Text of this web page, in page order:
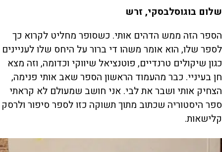
שלום בוגוסלבסקי, זרש
הספר הזה ממש הדהים אותי. כשסופר מחליט לקרוא כך
לספר שלו, הוא אומר משהו די ברור על היחס שלו לעניינים
כגון שיקולים טרנדיים, פוטנציאל שיווקי וכדומה, וזה מצא
חן בעיניי. כבר מהעמוד הראשון הספר שאב אותי פנימה,
הצחיק אותי ושבר את לבי. אני חושב שמעולם לא קראתי
ספר היסטוריה שכתוב מתוך תשוקה כזו לספר סיפור ולרסק
קלישאות.